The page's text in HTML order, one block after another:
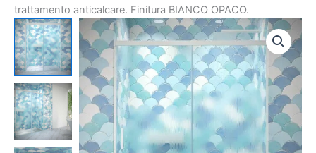
trattamento anticalcare. Finitura BIANCO OPACO.